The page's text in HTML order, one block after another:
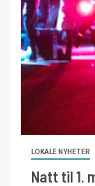
LOKALE NYHETER
Natt til 1.